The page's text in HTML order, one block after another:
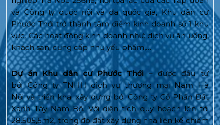
và Công ty quốc nội và đa quốc gia, Khu dân cư
Phước Thới trở thành tâm điểm kinh doanh số 1 khu
vực. Các hoạt động kinh doanh như: dịch vụ ăn uống,
khách sạn, cung cấp nhu yếu phẩm,…
Dự án Khu dân cư Phước Thới– được đầu tư
bởi Công ty TNHH dịch vụ thương mại Nam Hà
Nội và triển khai xây dựng bởi Công ty Cổ Phần Đất
Xanh Tây Nam Bộ. Với diện tích quy hoạch lên tới
28.505,5m2, trong đó đất xây dựng nhà liên kế chiếm